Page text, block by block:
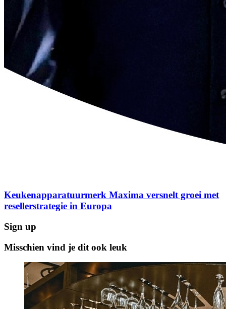
Keukenapparatuurmerk Maxima versnelt groei met
resellerstrategie in Europa
Sign up
Misschien vind je dit ook leuk